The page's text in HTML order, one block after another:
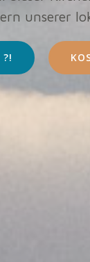
unserer
?!